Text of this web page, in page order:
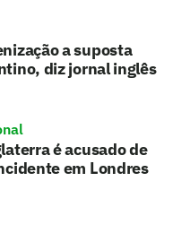
a suposta
diz jornal inglês
é acusado de
em Londres